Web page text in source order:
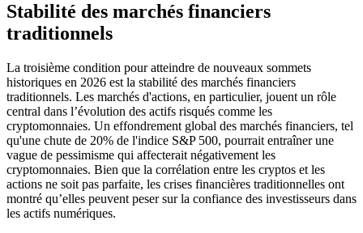
Stabilité des marchés financiers
traditionnels
La troisième condition pour atteindre de nouveaux sommets
historiques en 2026 est la stabilité des marchés financiers
traditionnels. Les marchés d'actions, en particulier, jouent un rôle
central dans l’évolution des actifs risqués comme les
cryptomonnaies. Un effondrement global des marchés financiers, tel
qu'une chute de 20% de l'indice S&P 500, pourrait entraîner une
vague de pessimisme qui affecterait négativement les
cryptomonnaies. Bien que la corrélation entre les cryptos et les
actions ne soit pas parfaite, les crises financières traditionnelles ont
montré qu’elles peuvent peser sur la confiance des investisseurs dans
les actifs numériques.